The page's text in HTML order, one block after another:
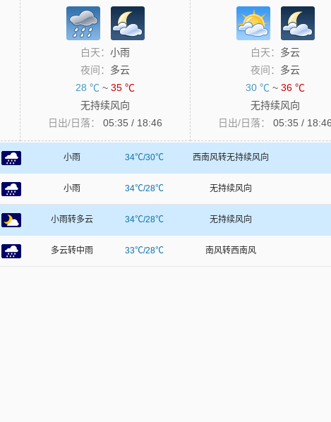
白天： 小雨
夜间： 多云
28 ℃ ~ 35 ℃
无持续风向
日出/日落：
05:35 / 18:46
白天： 多云
夜间： 多云
30 ℃ ~ 36 ℃
无持续风向
日出/日落：
05:35 / 18:46
小雨 34℃/30℃ 西南风转无持续风向
小雨 34℃/28℃ 无持续风向
小雨转多云 34℃/28℃ 无持续风向
多云转中雨 33℃/28℃ 南风转西南风